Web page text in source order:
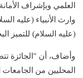
العلمي وبإشراف
وارث الأنبياء (عليه
(عليه السلام) للتميز
وأضاف، أن "الجائزة
المحليين من